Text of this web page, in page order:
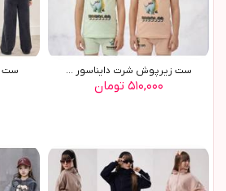
ست زیرپوش شرت دایناسور ...
۵۱۰,۰۰۰ تومان
ست